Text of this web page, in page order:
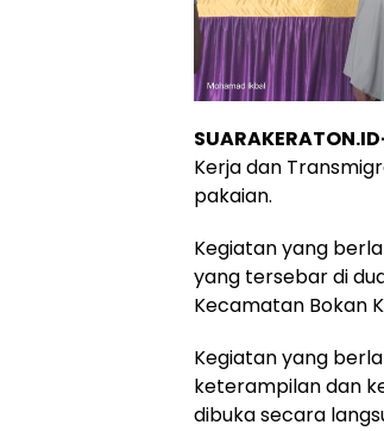
Kerja dan
pakaian.
Kegiatan yang
yang tersebar di
Kecamatan Bokan
Kegiatan yang
keterampilan dan
dibuka secara